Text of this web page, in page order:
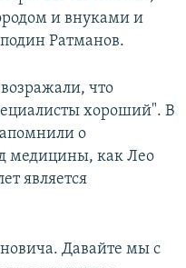
и внуками и
Ратманов.
что
хороший". В
о
медицины, как Лео
является
Давайте мы с